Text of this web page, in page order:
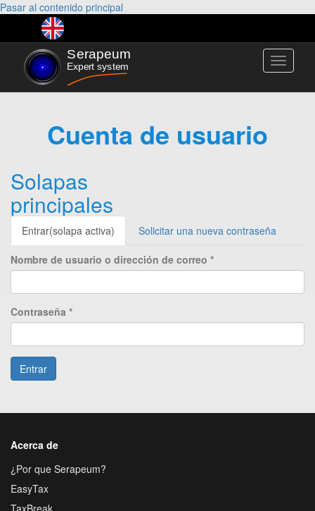
Pasar al contenido principal
Toggle
Cuenta de usuario
Solapas
principales
Entrar(solapa activa) Solicitar una nueva contraseña
Nombre de usuario o dirección de correo *
Contraseña *
Entrar
Acerca de
¿Por que Serapeum?
EasyTax
TaxBreak